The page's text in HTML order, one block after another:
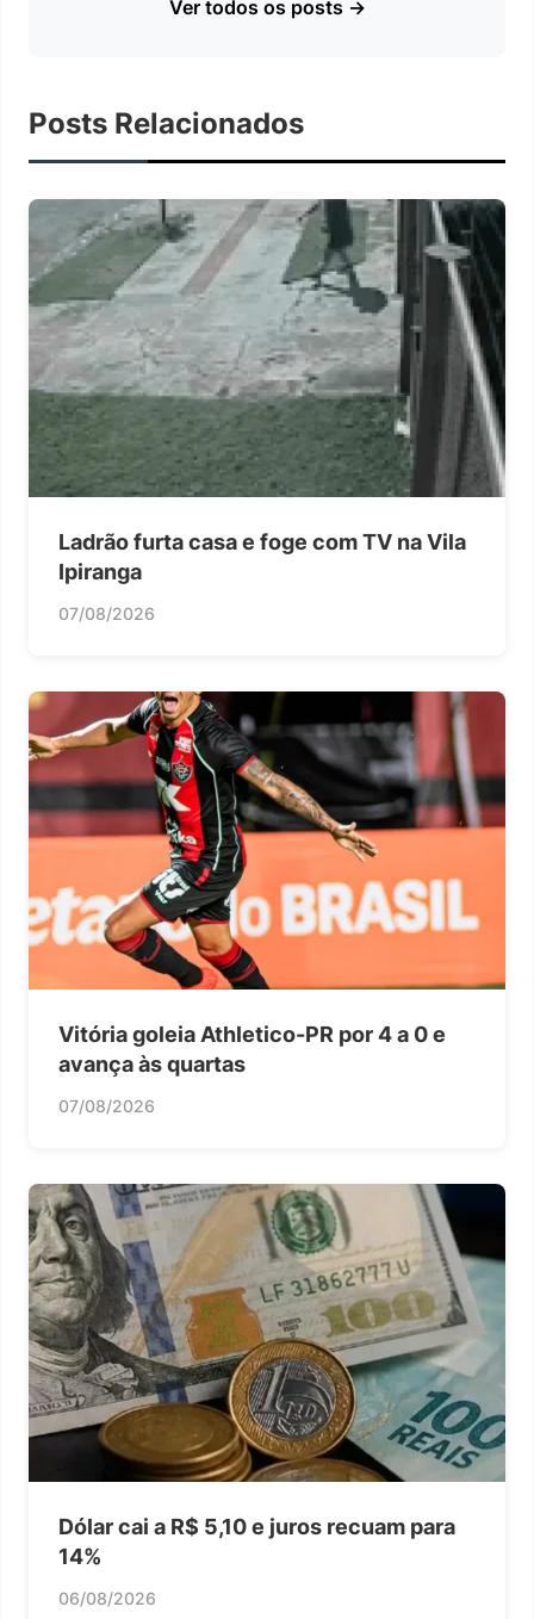
Ver todos os posts →
Posts Relacionados
Ladrão furta casa e foge com TV na Vila
Ipiranga
07/08/2026
Vitória goleia Athletico-PR por 4 a 0 e
avança às quartas
07/08/2026
Dólar cai a R$ 5,10 e juros recuam para
14%
06/08/2026